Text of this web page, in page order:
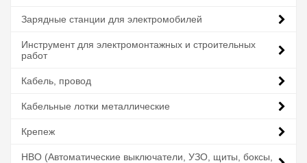
Зарядные станции для электромобилей
Инструмент для электромонтажных и строительных
работ
Кабель, провод
Кабельные лотки металлические
Крепеж
НВО (Автоматические выключатели, УЗО, щиты, боксы,